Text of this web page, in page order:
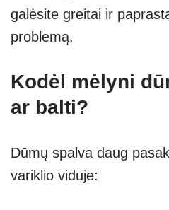
galėsite greitai ir
problemą.
Kodėl mėlyni
ar balti?
Dūmų spalva daug
variklio viduje: